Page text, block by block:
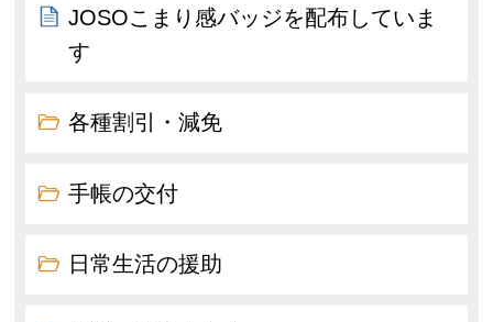
JOSOこまり感バッジを配布していま
す
各種割引・減免
手帳の交付
日常生活の援助